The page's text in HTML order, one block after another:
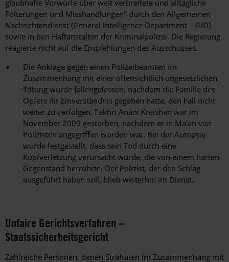
glaubhafte Vorwürfe über weit verbreitete und alltägliche
Folterungen und Misshandlungen" durch den Allgemeinen
Nachrichtendienst (General Intelligence Department – GID)
sowie in den Haftanstalten der Kriminalpolizei. Die Regierung
reagierte nicht auf die Empfehlungen des Ausschusses.
Die Anklage gegen einen Polizeibeamten im
Zusammenhang mit einer offensichtlich ungesetzlichen
Tötung wurde fallengelassen, nachdem die Familie des
Opfers ihr Einverständnis gegeben hatte, den Fall nicht
weiter zu verfolgen. Fakhri Anani Kreishan war im
November 2009 gestorben, nachdem er in Ma’an von
Polizisten angegriffen worden war. Bei der Autopsie
wurde festgestellt, dass sein Tod durch eine
Kopfverletzung verursacht wurde, die von einem harten
Gegenstand herrührte. Der Polizist, der den Schlag
ausgeführt haben soll, blieb weiterhin im Dienst.
Unfaire Gerichtsverfahren –
Staatssicherheitsgericht
Zahlreiche Personen, denen Straftaten im Zusammenhang mit